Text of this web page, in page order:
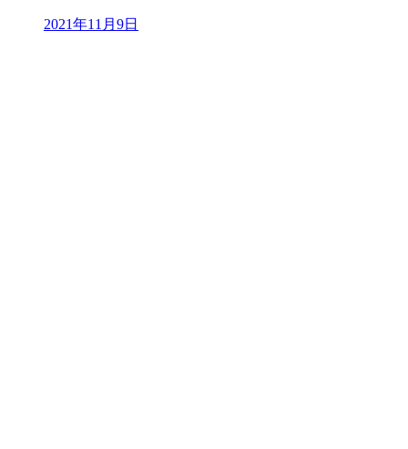
2021年11月9日